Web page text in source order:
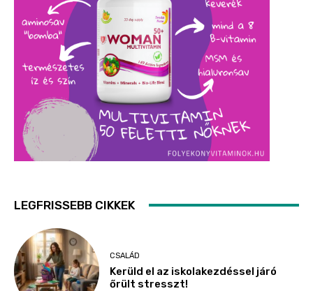
LEGFRISSEBB CIKKEK
CSALÁD
Kerüld el az iskolakezdéssel járó
őrült stresszt!